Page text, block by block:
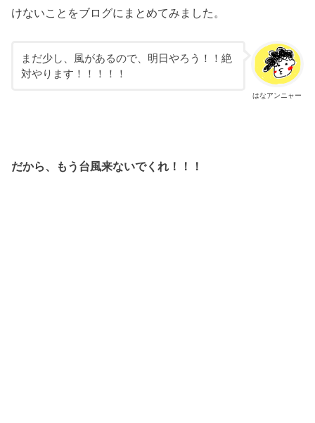
けないことをブログにまとめてみました。
はなアンニャー
まだ少し、風があるので、明日やろう！！絶
対やります！！！！！
だから、もう台風来ないでくれ！！！